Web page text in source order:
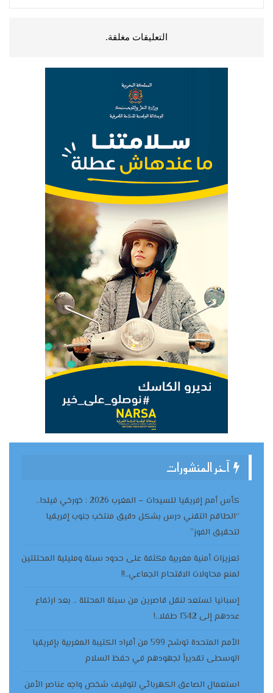
التعليقات مغلقة.
آخر المنشورات
كأس أمم إفريقيا للسيدات – المغرب 2026 : خورخي فيلدا..
“الطاقم التقني درس بشكل دقيق منتخب جنوب إفريقيا
لتحقيق الفوز”
تعزيزات أمنية مغربية مكثفة على حدود سبتة ومليلية المحتلتين
لمنع محاولات الاقتحام الجماعي..!!
إسبانيا تستعد لنقل قاصرين من سبتة المحتلة .. بعد ارتفاع
عددهم إلى 1342 طفلا..!
الأمم المتحدة توشح 599 من أفراد الكتيبة المغربية بإفريقيا
الوسطى تقديراً لجهودهم في حفظ السلام
استعمال الصاعق الكهربائي لتوقيف شخص واجه عناصر الأمن